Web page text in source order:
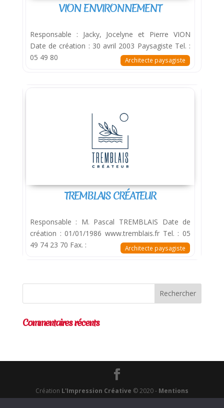
Architecte paysagiste
VION ENVIRONNEMENT
Responsable : Jacky, Jocelyne et Pierre VION
Date de création : 30 avril 2003 Paysagiste Tel. :
05 49 80
Architecte paysagiste
TREMBLAIS CRÉATEUR
Responsable : M. Pascal TREMBLAIS Date de
création : 01/01/1986 www.tremblais.fr Tel. : 05
49 74 23 70 Fax. :
Commentaires récents
Création L'Impression Créative © 2020 - Mentions